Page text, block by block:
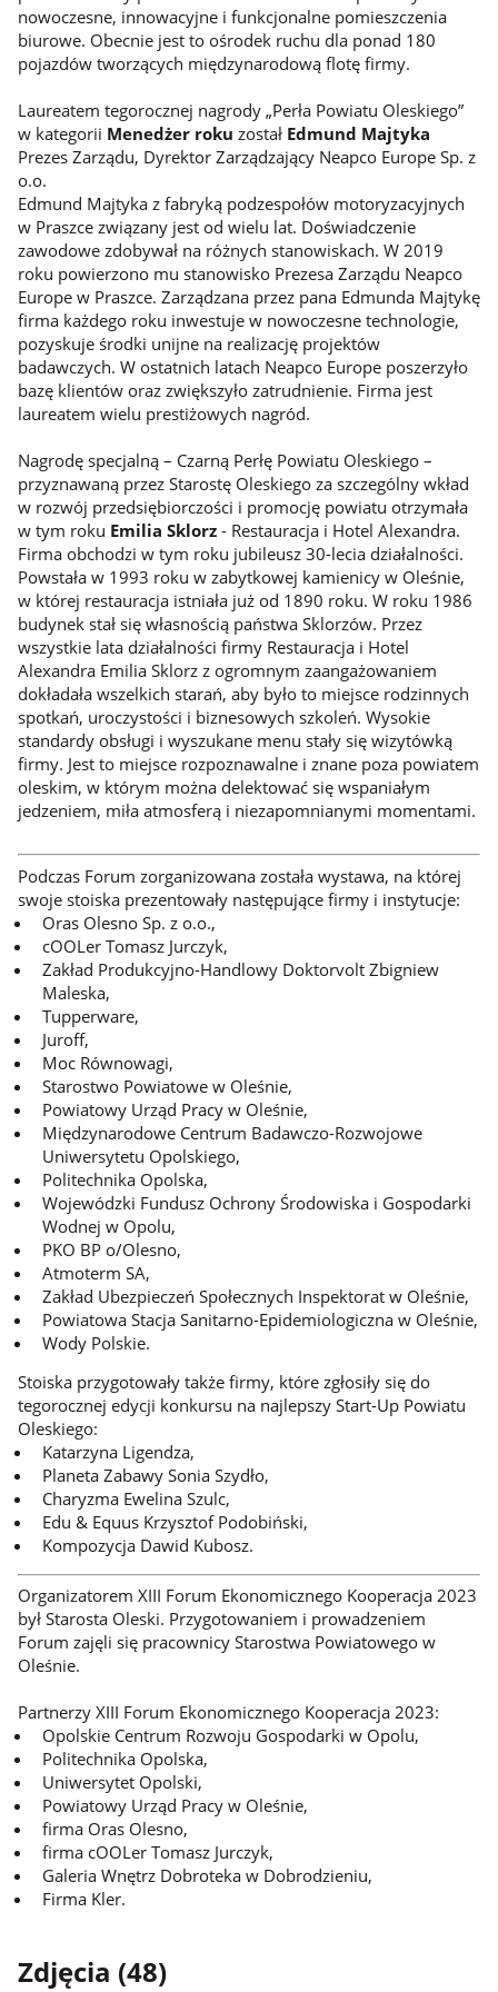
nowoczesne, innowacyjne i funkcjonalne pomieszczenia
biurowe. Obecnie jest to ośrodek ruchu dla ponad 180
pojazdów tworzących międzynarodową flotę firmy.
Laureatem tegorocznej nagrody „Perła Powiatu Oleskiego”
w kategorii Menedżer roku został Edmund Majtyka
Prezes Zarządu, Dyrektor Zarządzający Neapco Europe Sp. z
o.o.
Edmund Majtyka z fabryką podzespołów motoryzacyjnych
w Praszce związany jest od wielu lat. Doświadczenie
zawodowe zdobywał na różnych stanowiskach. W 2019
roku powierzono mu stanowisko Prezesa Zarządu Neapco
Europe w Praszce. Zarządzana przez pana Edmunda Majtykę
firma każdego roku inwestuje w nowoczesne technologie,
pozyskuje środki unijne na realizację projektów
badawczych. W ostatnich latach Neapco Europe poszerzyło
bazę klientów oraz zwiększyło zatrudnienie. Firma jest
laureatem wielu prestiżowych nagród.
Nagrodę specjalną – Czarną Perłę Powiatu Oleskiego –
przyznawaną przez Starostę Oleskiego za szczególny wkład
w rozwój przedsiębiorczości i promocję powiatu otrzymała
w tym roku Emilia Sklorz- Restauracja i Hotel Alexandra.
Firma obchodzi w tym roku jubileusz 30-lecia działalności.
Powstała w 1993 roku w zabytkowej kamienicy w Oleśnie,
w której restauracja istniała już od 1890 roku. W roku 1986
budynek stał się własnością państwa Sklorzów. Przez
wszystkie lata działalności firmy Restauracja i Hotel
Alexandra Emilia Sklorz z ogromnym zaangażowaniem
dokładała wszelkich starań, aby było to miejsce rodzinnych
spotkań, uroczystości i biznesowych szkoleń. Wysokie
standardy obsługi i wyszukane menu stały się wizytówką
firmy. Jest to miejsce rozpoznawalne i znane poza powiatem
oleskim, w którym można delektować się wspaniałym
jedzeniem, miła atmosferą i niezapomnianymi momentami.
Podczas Forum zorganizowana została wystawa, na której
swoje stoiska prezentowały następujące firmy i instytucje:
Oras Olesno Sp. z o.o.,
cOOLer Tomasz Jurczyk,
Zakład Produkcyjno-Handlowy Doktorvolt Zbigniew
Maleska,
Tupperware,
Juroff,
Moc Równowagi,
Starostwo Powiatowe w Oleśnie,
Powiatowy Urząd Pracy w Oleśnie,
Międzynarodowe Centrum Badawczo-Rozwojowe
Uniwersytetu Opolskiego,
Politechnika Opolska,
Wojewódzki Fundusz Ochrony Środowiska i Gospodarki
Wodnej w Opolu,
PKO BP o/Olesno,
Atmoterm SA,
Zakład Ubezpieczeń Społecznych Inspektorat w Oleśnie,
Powiatowa Stacja Sanitarno-Epidemiologiczna w Oleśnie,
Wody Polskie.
Stoiska przygotowały także firmy, które zgłosiły się do
tegorocznej edycji konkursu na najlepszy Start-Up Powiatu
Oleskiego:
Katarzyna Ligendza,
Planeta Zabawy Sonia Szydło,
Charyzma Ewelina Szulc,
Edu & Equus Krzysztof Podobiński,
Kompozycja Dawid Kubosz.
Organizatorem XIII Forum Ekonomicznego Kooperacja 2023
był Starosta Oleski. Przygotowaniem i prowadzeniem
Forum zajęli się pracownicy Starostwa Powiatowego w
Oleśnie.
Partnerzy XIII Forum Ekonomicznego Kooperacja 2023:
Opolskie Centrum Rozwoju Gospodarki w Opolu,
Politechnika Opolska,
Uniwersytet Opolski,
Powiatowy Urząd Pracy w Oleśnie,
firma Oras Olesno,
firma cOOLer Tomasz Jurczyk,
Galeria Wnętrz Dobroteka w Dobrodzieniu,
Firma Kler.
Zdjęcia (48)